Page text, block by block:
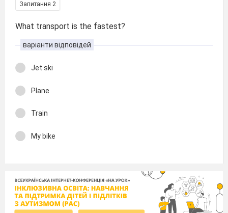
Запитання 2
What transport is the fastest?
варіанти відповідей
Jet ski
Plane
Train
My bike